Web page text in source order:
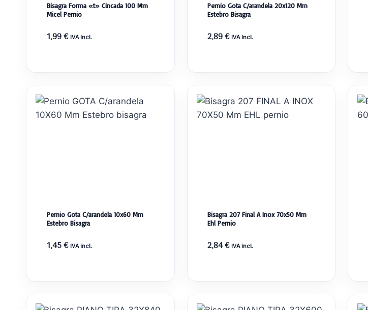
Bisagra Forma «t» Cincada 100 Mm
Micel Pernio
1,99€ IVA incl.
Pernio Gota C/arandela 20x120 Mm
Estebro Bisagra
2,89€ IVA incl.
Pernio Gota C/arandela 10x60 Mm
Estebro Bisagra
1,45€ IVA incl.
Bisagra 207 Final A Inox 70x50 Mm
Ehl Pernio
2,84€ IVA incl.